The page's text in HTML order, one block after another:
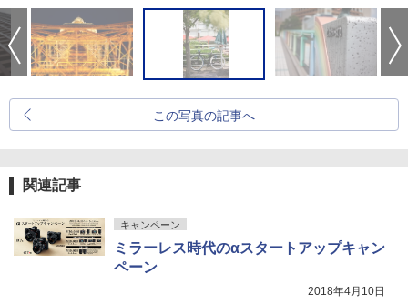
この写真の記事へ
関連記事
キャンペーン
ミラーレス時代のαスタートアップキャン
ペーン
2018年4月10日